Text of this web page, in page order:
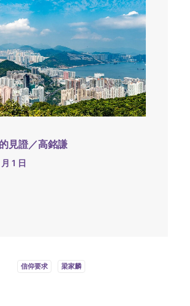
見證／高銘謙
1 日
信仰要求 梁家麟